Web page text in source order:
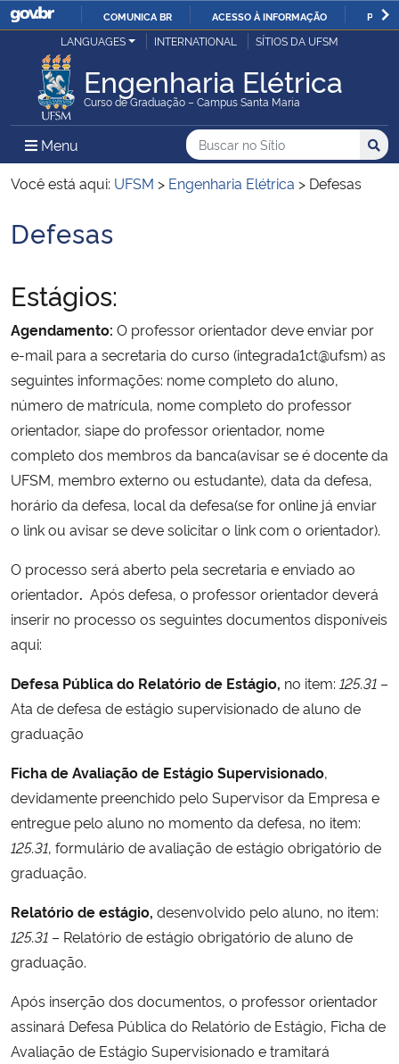
IR
O
COMUNICA BR ACESSO À INFORMAÇÃO
Ministério da Justiça e Segurança Pública
Ministério da Defesa
Ministério das Relações Exteriores
Ministério da Economia
Ministério da Educação
Ministério da Cidadania
Ministério da Saúde
Ministério de Minas e Energia
Ministério do Meio Ambiente
Ministério do Turismo
Controladoria-Geral da União
Ministério da Mulher, da Família e dos Direitos Humanos
Secretaria-Geral
Gabinete de Segurança Institucional
Banco Central do Brasil
LANGUAGES INTERNATIONAL SÍTIOS DA UFSM
Engenharia Elétrica
Curso de Graduação – Campus Santa Maria
Menu Menu Principal do Sítio
Busca
Buscar no no Sítio
Busca:
Você está aqui: UFSM > Engenharia Elétrica > Defesas
Início do conteúdo
Defesas
Estágios:
Agendamento: O professor orientador deve enviar por
e-mail para a secretaria do curso (integrada1ct@ufsm) as
seguintes informações: nome completo do aluno,
número de matrícula, nome completo do professor
orientador, siape do professor orientador, nome
completo dos membros da banca(avisar se é docente da
UFSM, membro externo ou estudante), data da defesa,
horário da defesa, local da defesa(se for online já enviar
o link ou avisar se deve solicitar o link com o orientador).
O processo será aberto pela secretaria eenviado ao
orientador. Após defesa, o professor orientador deverá
inserir no processo os seguintes documentos disponíveis
aqui:
Defesa Públicado Relatório de Estágio, no item: 125.31 –
Ata dedefesa deestágio supervisionado de aluno de
graduação
FichadeAvaliação de EstágioSupervisionado,
devidamente preenchido pelo Supervisor da Empresa e
entregue pelo aluno no momento da defesa, no item:
125.31, formulário de avaliação de estágio obrigatório de
graduação.
Relatóriode estágio, desenvolvido pelo aluno, no item:
125.31 – Relatório deestágio obrigatório de aluno de
graduação.
Após inserção dos documentos, o professor orientador
assinará Defesa Pública do Relatório de Estágio, Ficha de
Avaliação de Estágio Supervisionado e tramitará